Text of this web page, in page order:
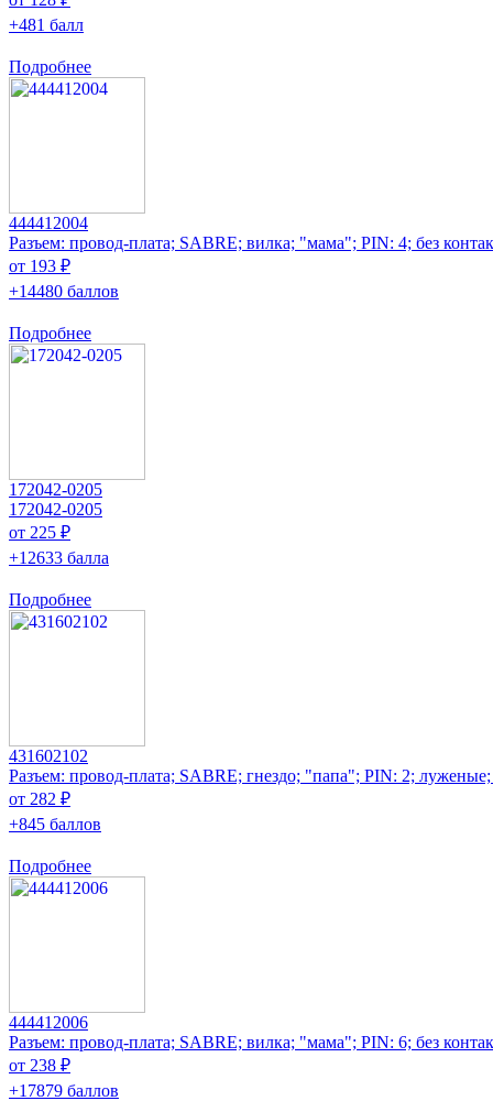
+481 балл
Подробнее
444412004
Разъем: провод-плата; SABRE; вилка; "мама"; PIN: 4; без
от 193 ₽
+14480 баллов
Подробнее
172042-0205
172042-0205
от 225 ₽
+12633 балла
Подробнее
431602102
Разъем: провод-плата; SABRE; гнездо; "папа"; PIN: 2;
от 282 ₽
+845 баллов
Подробнее
444412006
Разъем: провод-плата; SABRE; вилка; "мама"; PIN: 6; без
от 238 ₽
+17879 баллов